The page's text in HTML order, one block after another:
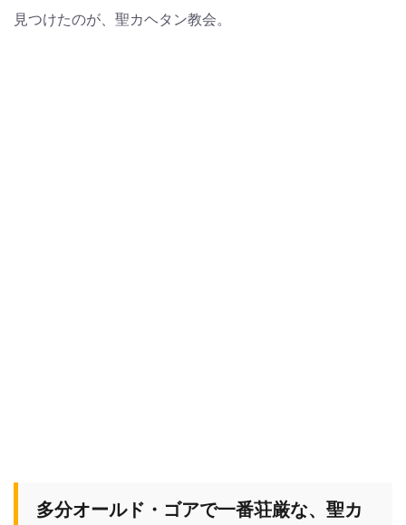
見つけたのが、聖カヘタン教会。
多分オールド・ゴアで一番荘厳な、聖カ